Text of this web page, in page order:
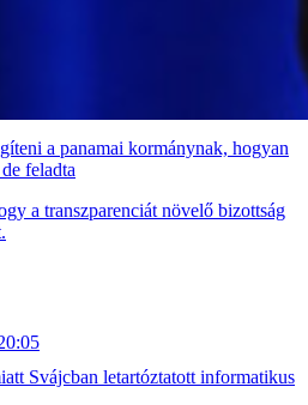
a panamai kormánynak, hogyan
feladta
a transzparenciát növelő bizottság
Svájcban letartóztatott informatikus